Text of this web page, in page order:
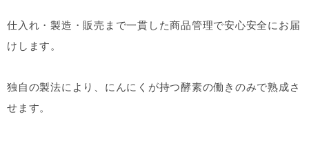
仕入れ・製造・販売まで一貫した商品管理で安心安全にお届
けします。
独自の製法により、にんにくが持つ酵素の働きのみで熟成さ
せます。